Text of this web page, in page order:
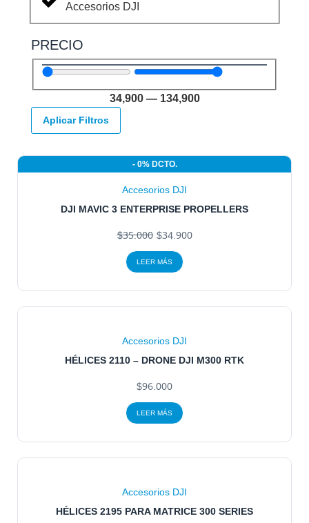
Accesorios DJI
PRECIO
34,900— 134,900
Aplicar Filtros
- 0% DCTO.
Accesorios DJI
DJI MAVIC 3 ENTERPRISE PROPELLERS
$35.000 $34.900
LEER MÁS
Accesorios DJI
HÉLICES 2110 – DRONE DJI M300 RTK
$96.000
LEER MÁS
Accesorios DJI
HÉLICES 2195 PARA MATRICE 300 SERIES